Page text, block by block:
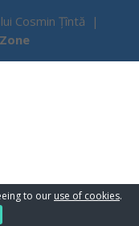
Cosmin Țîntă |
to our use of cookies.